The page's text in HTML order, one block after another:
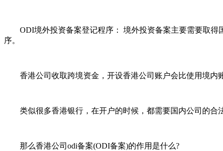
ODI境外投资备案登记程序： 境外投资备案主要需要取得
序。
香港公司收取跨境资金，开设香港公司账户会比使用境内
类似很多香港银行，在开户的时候，都需要国内公司的合
那么香港公司odi备案(ODI备案)的作用是什么?